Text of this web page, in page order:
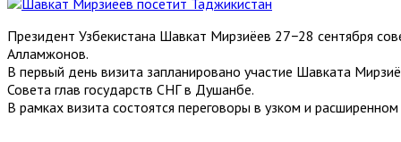
Президент Узбекистана Шавкат Мирзиёев 27−28 сентября
Алламжонов.
В первый день визита запланировано участие Шавката
Совета глав государств СНГ в Душанбе.
В рамках визита состоятся переговоры в узком и